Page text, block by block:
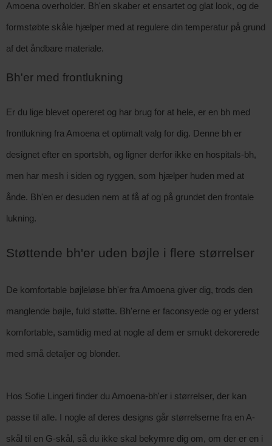
Amoena overholder. Bh'en skaber et ensartet og glat look, og de
formstøbte skåle hjælper med at regulere din temperatur på grund
af det åndbare materiale.
Bh'er med frontlukning
Er du lige blevet opereret og har brug for at hele, er en bh med
frontlukning fra Amoena et optimalt valg for dig. Denne bh er
designet efter en sportsbh, og ligner derfor ikke en hospitals-bh,
men har mesh i siden og ryggen, som hjælper huden med at
ånde. Bh'en er desuden nem at få af og på grundet den frontale
lukning.
Støttende bh'er uden bøjle i flere størrelser
De komfortable bøjleløse bh'er fra Amoena giver dig, trods den
manglende bøjle, fuld støtte. Bh'erne er faconsyede og er yderst
komfortable, samtidig med at nogle af dem er smukt dekorerede
med små detaljer og blonder.
Hos Sofie Lingeri finder du Amoena-bh'er i størrelser, der kan
passe til alle. I nogle af deres designs går størrelserne fra en A-
skål til en G-skål, så du ikke skal bekymre dig om, om der er en i